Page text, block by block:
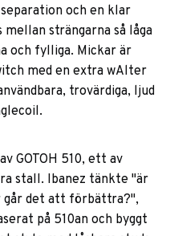
och en klar
strängarna så låga
och fylliga. Mickar är
med en extra wAlter
trovärdiga, ljud
GOTOH 510, ett av
stall. Ibanez tänkte "är
går det att förbättra?",
på 510an och byggt